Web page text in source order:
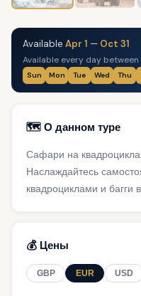
Available Apr 1 — Oct 31
Available every day between
Sun Mon Tue Wed Thu
🗺️ О данном туре
Сафари на
Наслаждайтесь
квадроциклами и багги
💰 Цены
GBP EUR USD